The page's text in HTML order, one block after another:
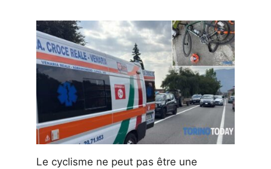
Le cyclisme ne peut pas être une